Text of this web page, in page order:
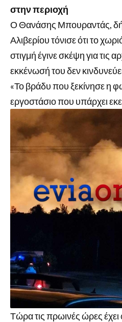
στην περιοχή
Ο Θανάσης Μπουραντάς,
Αλιβερίου τόνισε ότι το
στιγμή έγινε σκέψη για τις
εκκένωσή του δεν
«Το βράδυ που ξεκίνησε η
εργοστάσιο που υπάρχει
Τώρα τις πρωινές ώρες